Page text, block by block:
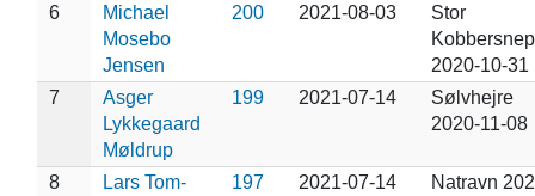
6
Michael
Mosebo
Jensen
200 2021-08-03
Stor
2020-10-31
7
Asger
Lykkegaard
Møldrup
199 2021-07-14
Sølvhejre
2020-11-08
8
Lars Tom-
197 2021-07-14
Natravn